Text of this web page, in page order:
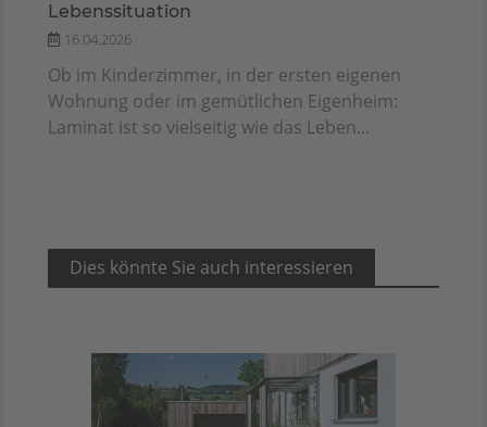
Lebenssituation
16.04.2026
Ob im Kinderzimmer, in der ersten eigenen
Wohnung oder im gemütlichen Eigenheim:
Laminat ist so vielseitig wie das Leben...
Dies könnte Sie auch interessieren